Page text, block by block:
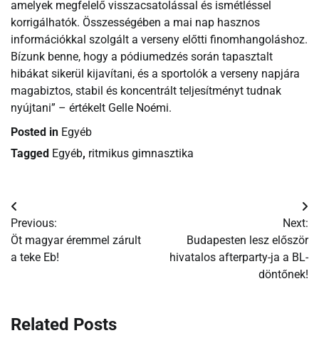
amelyek megfelelő visszacsatolással és ismétléssel
korrigálhatók. Összességében a mai nap hasznos
információkkal szolgált a verseny előtti finomhangoláshoz.
Bízunk benne, hogy a pódiumedzés során tapasztalt
hibákat sikerül kijavítani, és a sportolók a verseny napjára
magabiztos, stabil és koncentrált teljesítményt tudnak
nyújtani” – értékelt Gelle Noémi.
Posted in Egyéb
Tagged Egyéb, ritmikus gimnasztika
Bejegyzés
navigáció
Previous:
Öt magyar éremmel zárult
a teke Eb!
Next:
Budapesten lesz először
hivatalos afterparty-ja a BL-
döntőnek!
Related Posts